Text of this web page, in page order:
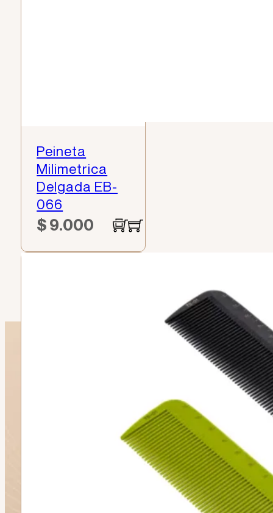
Peineta
Milimetrica
Delgada EB-
066
$9.000